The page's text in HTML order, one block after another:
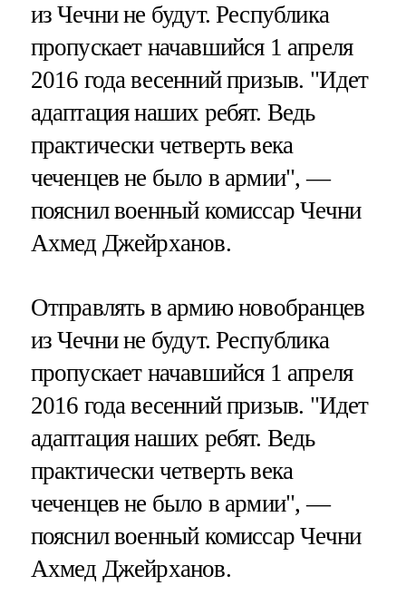
из Чечни не будут. Республика
пропускает начавшийся 1 апреля
2016 года весенний призыв. "Идет
адаптация наших ребят. Ведь
практически четверть века
чеченцев не было в армии", —
пояснил военный комиссар Чечни
Ахмед Джейрханов.
Отправлять в армию новобранцев
из Чечни не будут. Республика
пропускает начавшийся 1 апреля
2016 года весенний призыв. "Идет
адаптация наших ребят. Ведь
практически четверть века
чеченцев не было в армии", —
пояснил военный комиссар Чечни
Ахмед Джейрханов.